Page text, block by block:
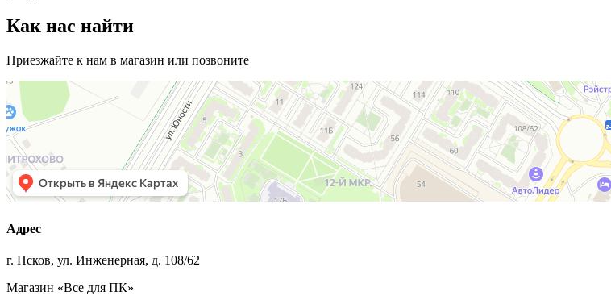
Как нас найти
Приезжайте к нам в магазин или позвоните
Адрес
г. Псков, ул. Инженерная, д. 108/62
Магазин «Все для ПК»